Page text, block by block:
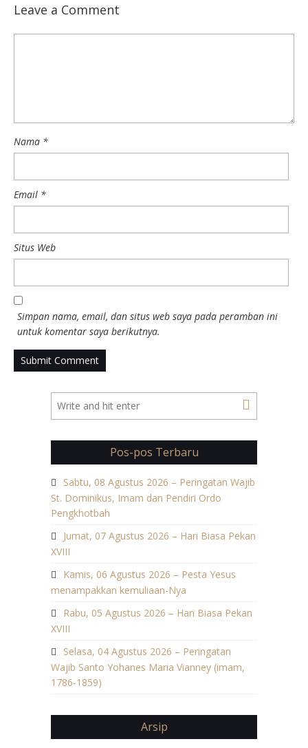
Leave a Comment
Nama *
Email *
Situs Web
Simpan nama, email, dan situs web saya pada peramban ini
untuk komentar saya berikutnya.
Pos-pos Terbaru
Sabtu, 08 Agustus 2026 – Peringatan Wajib
St. Dominikus, Imam dan Pendiri Ordo
Pengkhotbah
Jumat, 07 Agustus 2026 – Hari Biasa Pekan
XVIII
Kamis, 06 Agustus 2026 – Pesta Yesus
menampakkan kemuliaan-Nya
Rabu, 05 Agustus 2026 – Hari Biasa Pekan
XVIII
Selasa, 04 Agustus 2026 – Peringatan
Wajib Santo Yohanes Maria Vianney (imam,
1786-1859)
Arsip